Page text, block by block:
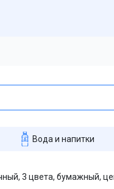
Вода и напитки
3 цвета, бумажный,